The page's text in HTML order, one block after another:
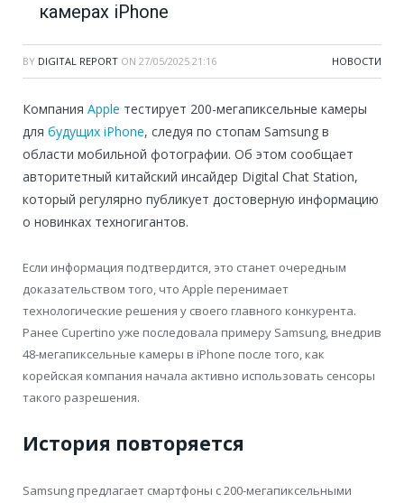
камерах iPhone
BY DIGITAL REPORT ON 27/05/2025 21:16 НОВОСТИ
Компания Apple тестирует 200-мегапиксельные камеры
для будущих iPhone, следуя по стопам Samsung в
области мобильной фотографии. Об этом сообщает
авторитетный китайский инсайдер Digital Chat Station,
который регулярно публикует достоверную информацию
о новинках техногигантов.
Если информация подтвердится, это станет очередным
доказательством того, что Apple перенимает
технологические решения у своего главного конкурента.
Ранее Cupertino уже последовала примеру Samsung, внедрив
48-мегапиксельные камеры в iPhone после того, как
корейская компания начала активно использовать сенсоры
такого разрешения.
История повторяется
Samsung предлагает смартфоны с 200-мегапиксельными